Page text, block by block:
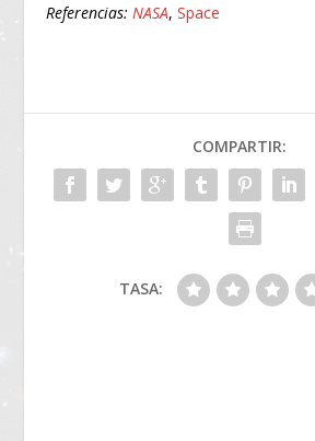
Referencias: NASA,Space
COMPARTIR:
TASA: